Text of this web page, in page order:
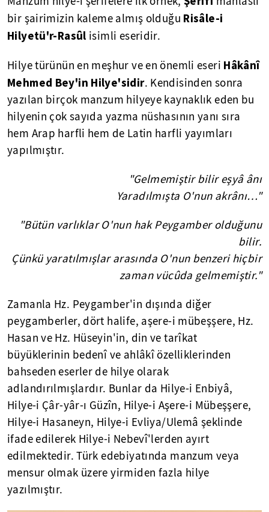
bir şairimizin kaleme almış olduğu Risâle-i
Hilyetü'r-Rasûl isimli eseridir.
Hilye türünün en meşhur ve en önemli eseri Hâkânî
Mehmed Bey'in Hilye'sidir. Kendisinden sonra
yazılan birçok manzum hilyeye kaynaklık eden bu
hilyenin çok sayıda yazma nüshasının yanı sıra
hem Arap harfli hem de Latin harfli yayımları
yapılmıştır.
"Gelmemiştir bilir eşyâ ânı
Yaradılmışta O'nun akrânı…"
"Bütün varlıklar O'nun hak Peygamber olduğunu
bilir.
Çünkü yaratılmışlar arasında O'nun benzeri hiçbir
zaman vücûda gelmemiştir."
Zamanla Hz. Peygamber'in dışında diğer
peygamberler, dört halife, aşere-i mübeşşere, Hz.
Hasan ve Hz. Hüseyin'in, din ve tarîkat
büyüklerinin bedenî ve ahlâkî özelliklerinden
bahseden eserler de hilye olarak
adlandırılmışlardır. Bunlar da Hilye-i Enbiyâ,
Hilye-i Çâr-yâr-ı Güzîn, Hilye-i Aşere-i Mübeşşere,
Hilye-i Hasaneyn, Hilye-i Evliya/Ulemâ şeklinde
ifade edilerek Hilye-i Nebevî'lerden ayırt
edilmektedir. Türk edebiyatında manzum veya
mensur olmak üzere yirmiden fazla hilye
yazılmıştır.